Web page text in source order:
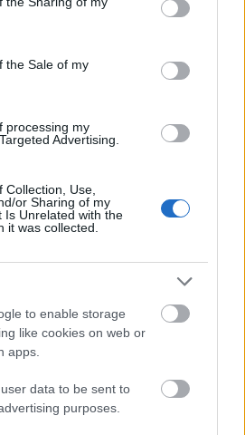
Google and its third-party tags to
specified purposes in below Google
the Sale of my
processing my
Advertising.
Use,
or Sharing of my
Is Unrelated with the
it was collected.
to enable storage
like cookies on web or
apps.
data to be sent to
purposes.
a trianoni
évfordulójára
Kamaraszínház társulata
ötlettel rukkolt elő: Horváth